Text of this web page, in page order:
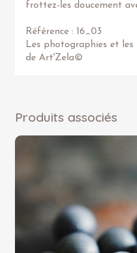
frottez-les doucement
Référence : 16_03
Les photographies et
de Art'Zela©
Produits associés